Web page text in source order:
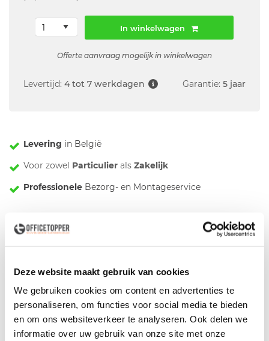
Deze website maakt gebruik van cookies
We gebruiken cookies om content en advertenties te
personaliseren, om functies voor social media te bieden
en om ons websiteverkeer te analyseren. Ook delen we
informatie over uw gebruik van onze site met onze
In winkelwagen
Offerte aanvraag mogelijk in winkelwagen
Levertijd: 4 tot 7 werkdagen Garantie: 5 jaar
Levering in België
Voor zowel Particulier als Zakelijk
Professionele Bezorg- en Montageservice
Omschrijving
Zwarte Monitorarm ViewGo Een monitorarm is één van de
drie pijlers (stoel, bureau en monitorarm) binnen een goede
ergonomische werkplek. Wilt u dus voldoen aan deze eisen,
dan mag een goede monitorarm niet ontbreken. De
ViewGo is een perfecte kandidaat om uw werkplek
compleet te maken. De arm is leverbaar in drie